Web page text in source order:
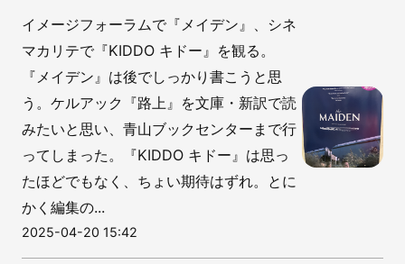
イメージフォーラムで『メイデン』、シネ
マカリテで『KIDDO キドー』を観る。
『メイデン』は後でしっかり書こうと思
う。ケルアック『路上』を文庫・新訳で読
みたいと思い、青山ブックセンターまで行
ってしまった。『KIDDO キドー』は思っ
たほどでもなく、ちょい期待はずれ。とに
かく編集の...
2025-04-20 15:42